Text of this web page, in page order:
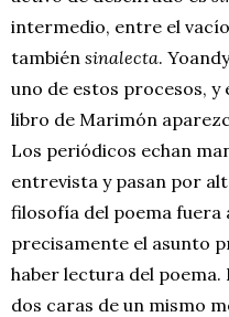
intermedio, entre el
también sinalecta.
uno de estos procesos, y
libro de Marimón
Los periódicos echan
entrevista y pasan por
filosofía del poema fuera
precisamente el asunto
haber lectura del poema.
dos caras de un mismo